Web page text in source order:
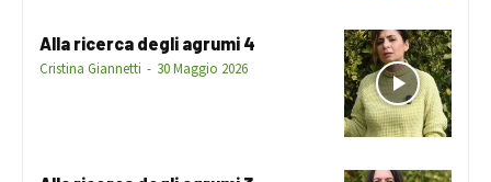
Alla ricerca degli agrumi 4
Cristina Giannetti - 30 Maggio 2026